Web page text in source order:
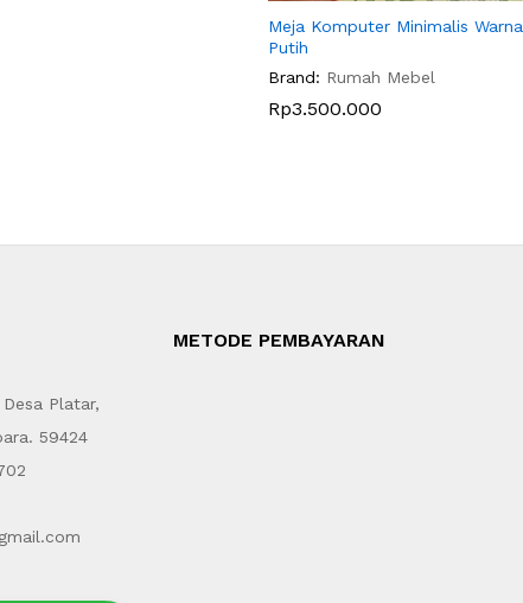
Meja Komputer Minimalis Warna
Putih
Brand: Rumah Mebel
Rp3.500.000
Platar,
59424
METODE PEMBAYARAN